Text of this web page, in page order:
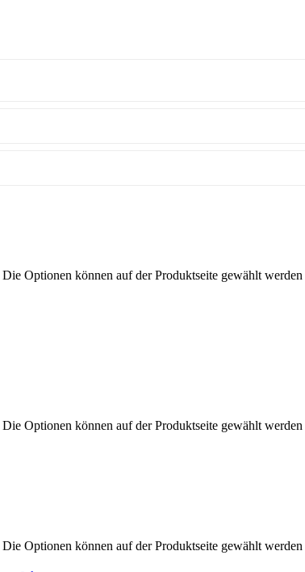
Optionen können auf der Produktseite gewählt werden
Optionen können auf der Produktseite gewählt werden
Optionen können auf der Produktseite gewählt werden